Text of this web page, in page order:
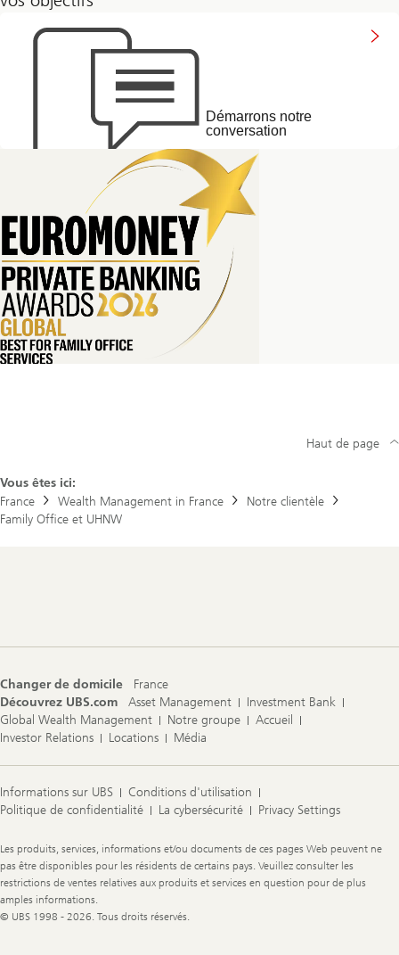
Démarrons notre
conversation
Vous êtes ici:
France
Wealth Management in France
Notre clientèle
Family Office et UHNW
Haut de page
Changer de domicile
France
Découvrez UBS.com
Asset Management
Investment Bank
Global Wealth Management
Notre groupe
Accueil
Investor Relations
Locations Média
Informations sur UBS
Conditions d'utilisation
Politique de confidentialité
La cybersécurité Privacy Settings
Legal
Information
Les produits, services, informations et/ou documents de ces pages Web peuvent ne
pas être disponibles pour les résidents de certains pays. Veuillez consulter les
restrictions de ventes relatives aux produits et services en question pour de plus
amples informations.
© UBS 1998 - 2026. Tous droits réservés.